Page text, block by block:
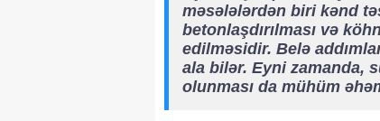
məsələlərdən biri kənd
betonlaşdırılması və
edilməsidir. Belə
ala bilər. Eyni zamanda,
olunması da mühüm